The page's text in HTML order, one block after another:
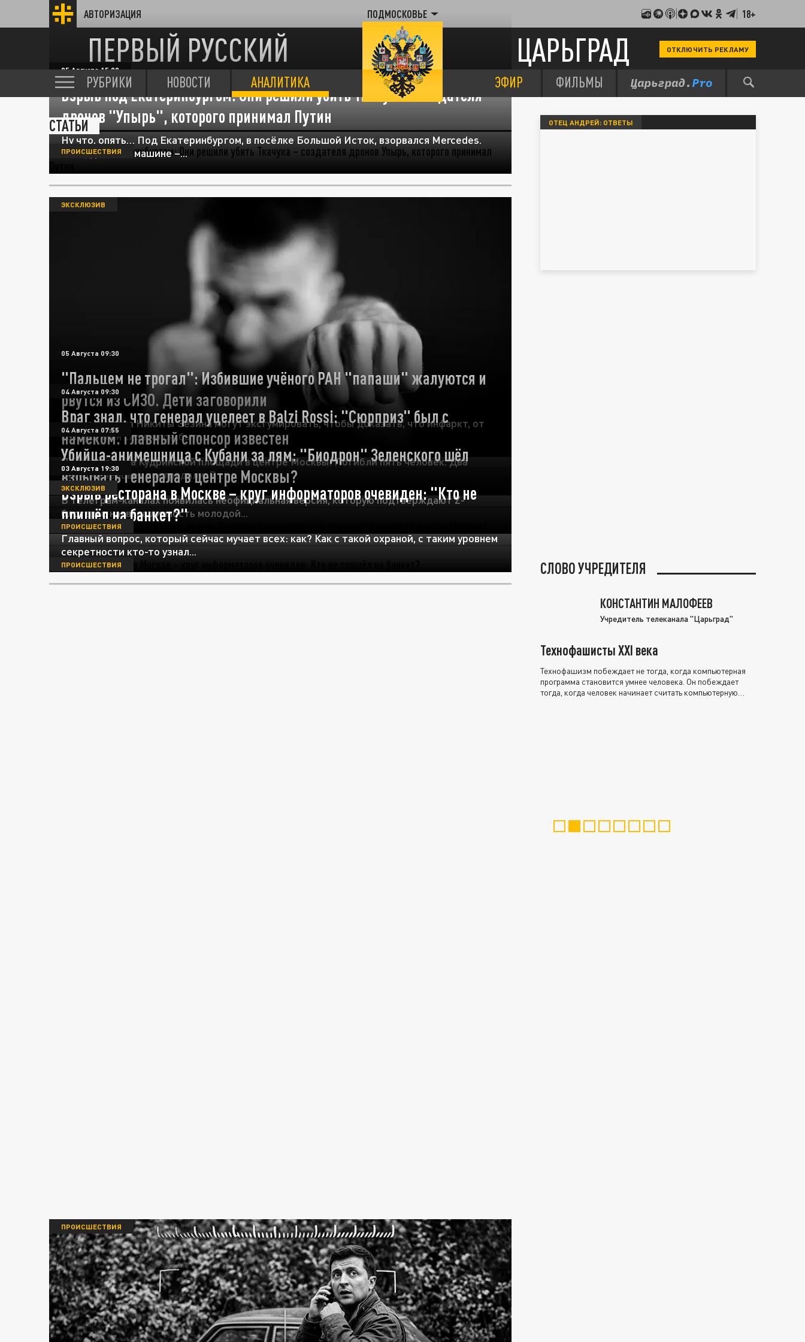
АВТОРИЗАЦИЯ ПОДМОСКОВЬЕ 18+
ПЕРВЫЙ РУССКИЙ ЦАРЬГРАД ОТКЛЮЧИТЬ РЕКЛАМУ
РУБРИКИ НОВОСТИ АНАЛИТИКА ЭФИР ФИЛЬМЫ
СТАТЬИ
05 Августа 15:00
Взрыв под Екатеринбургом: Они решили убить Ткачука – создателя
дронов "Упырь", которого принимал Путин
Ну что, опять… Под Екатеринбургом, в посёлке Большой Исток, взорвался Mercedes.
Весь, дотла. В машине –...
ПРОИСШЕСТВИЯ
05 Августа 09:30
"Пальцем не трогал": Избившие учёного РАН "папаши" жалуются и
рвутся из СИЗО. Дети заговорили
Тело агронома Никиты Зезина могут эксгумировать, чтобы доказать, что инфаркт, от
которого он скончался, был...
ЭКСКЛЮЗИВ
04 Августа 09:30
Враг знал, что генерал уцелеет в Balzi Rossi: "Сюрприз" был с
намёком. Главный спонсор известен
Прогремело на Кудринской площади в центре Москвы. Погибли пять человек. Два
десятка человек пострадали. В...
ЭКСКЛЮЗИВ
04 Августа 07:55
Убийца-анимешница с Кубани за лям: "Биодрон" Зеленского шёл
взрывать генерала в центре Москвы?
В телеграм-каналах появилась неофициальная версия, которую подтверждают Z-
блогеры: названа личность молодой...
ПРОИСШЕСТВИЯ
03 Августа 19:30
Взрыв ресторана в Москве – круг информаторов очевиден: "Кто не
пришёл на банкет?"
Главный вопрос, который сейчас мучает всех: как? Как с такой охраной, с таким уровнем
секретности кто-то узнал...
ПРОИСШЕСТВИЯ
ПРОИСШЕСТВИЯ
ОТЕЦ АНДРЕЙ: ОТВЕТЫ
СЛОВО УЧРЕДИТЕЛЯ
КОНСТАНТИН МАЛОФЕЕВ
Учредитель телеканала "Царьград"
Технофашисты XXI века
Технофашизм побеждает не тогда, когда компьютерная
программа становится умнее человека. Он побеждает
тогда, когда человек начинает считать компьютерную